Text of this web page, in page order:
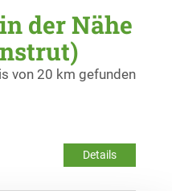
der Nähe
von 20 km gefunden
Details